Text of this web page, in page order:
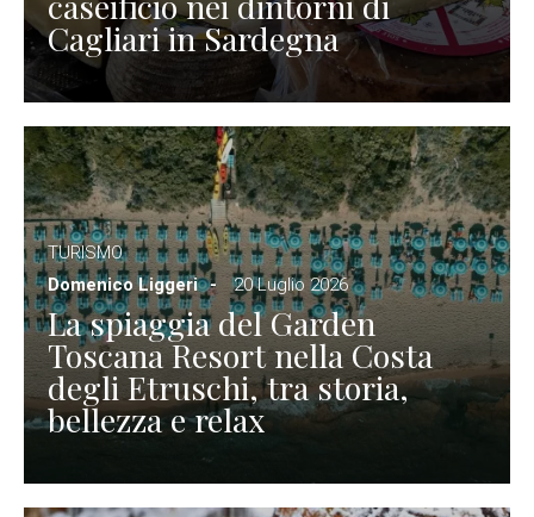
Cagliari in Sardegna
TURISMO
Domenico Liggeri
20 Luglio 2026
La spiaggia del Garden
Toscana Resort nella Costa
degli Etruschi, tra storia,
bellezza e relax